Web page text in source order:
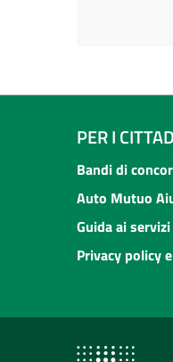
PER I
Bandi di
Auto Mutuo
Guida ai
Privacy policy